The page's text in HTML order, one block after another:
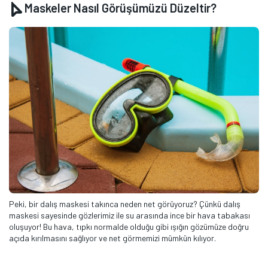
Maskeler Nasıl Görüşümüzü Düzeltir?
Peki, bir dalış maskesi takınca neden net görüyoruz? Çünkü dalış
maskesi sayesinde gözlerimiz ile su arasında ince bir hava tabakası
oluşuyor! Bu hava, tıpkı normalde olduğu gibi ışığın gözümüze doğru
açıda kırılmasını sağlıyor ve net görmemizi mümkün kılıyor.